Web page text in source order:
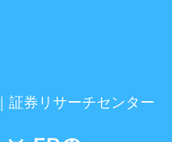
証券リサーチセンター